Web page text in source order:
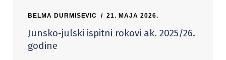
BELMA DURMISEVIC 21. MAJA 2026.
Junsko-julski ispitni rokovi ak. 2025/26.
godine